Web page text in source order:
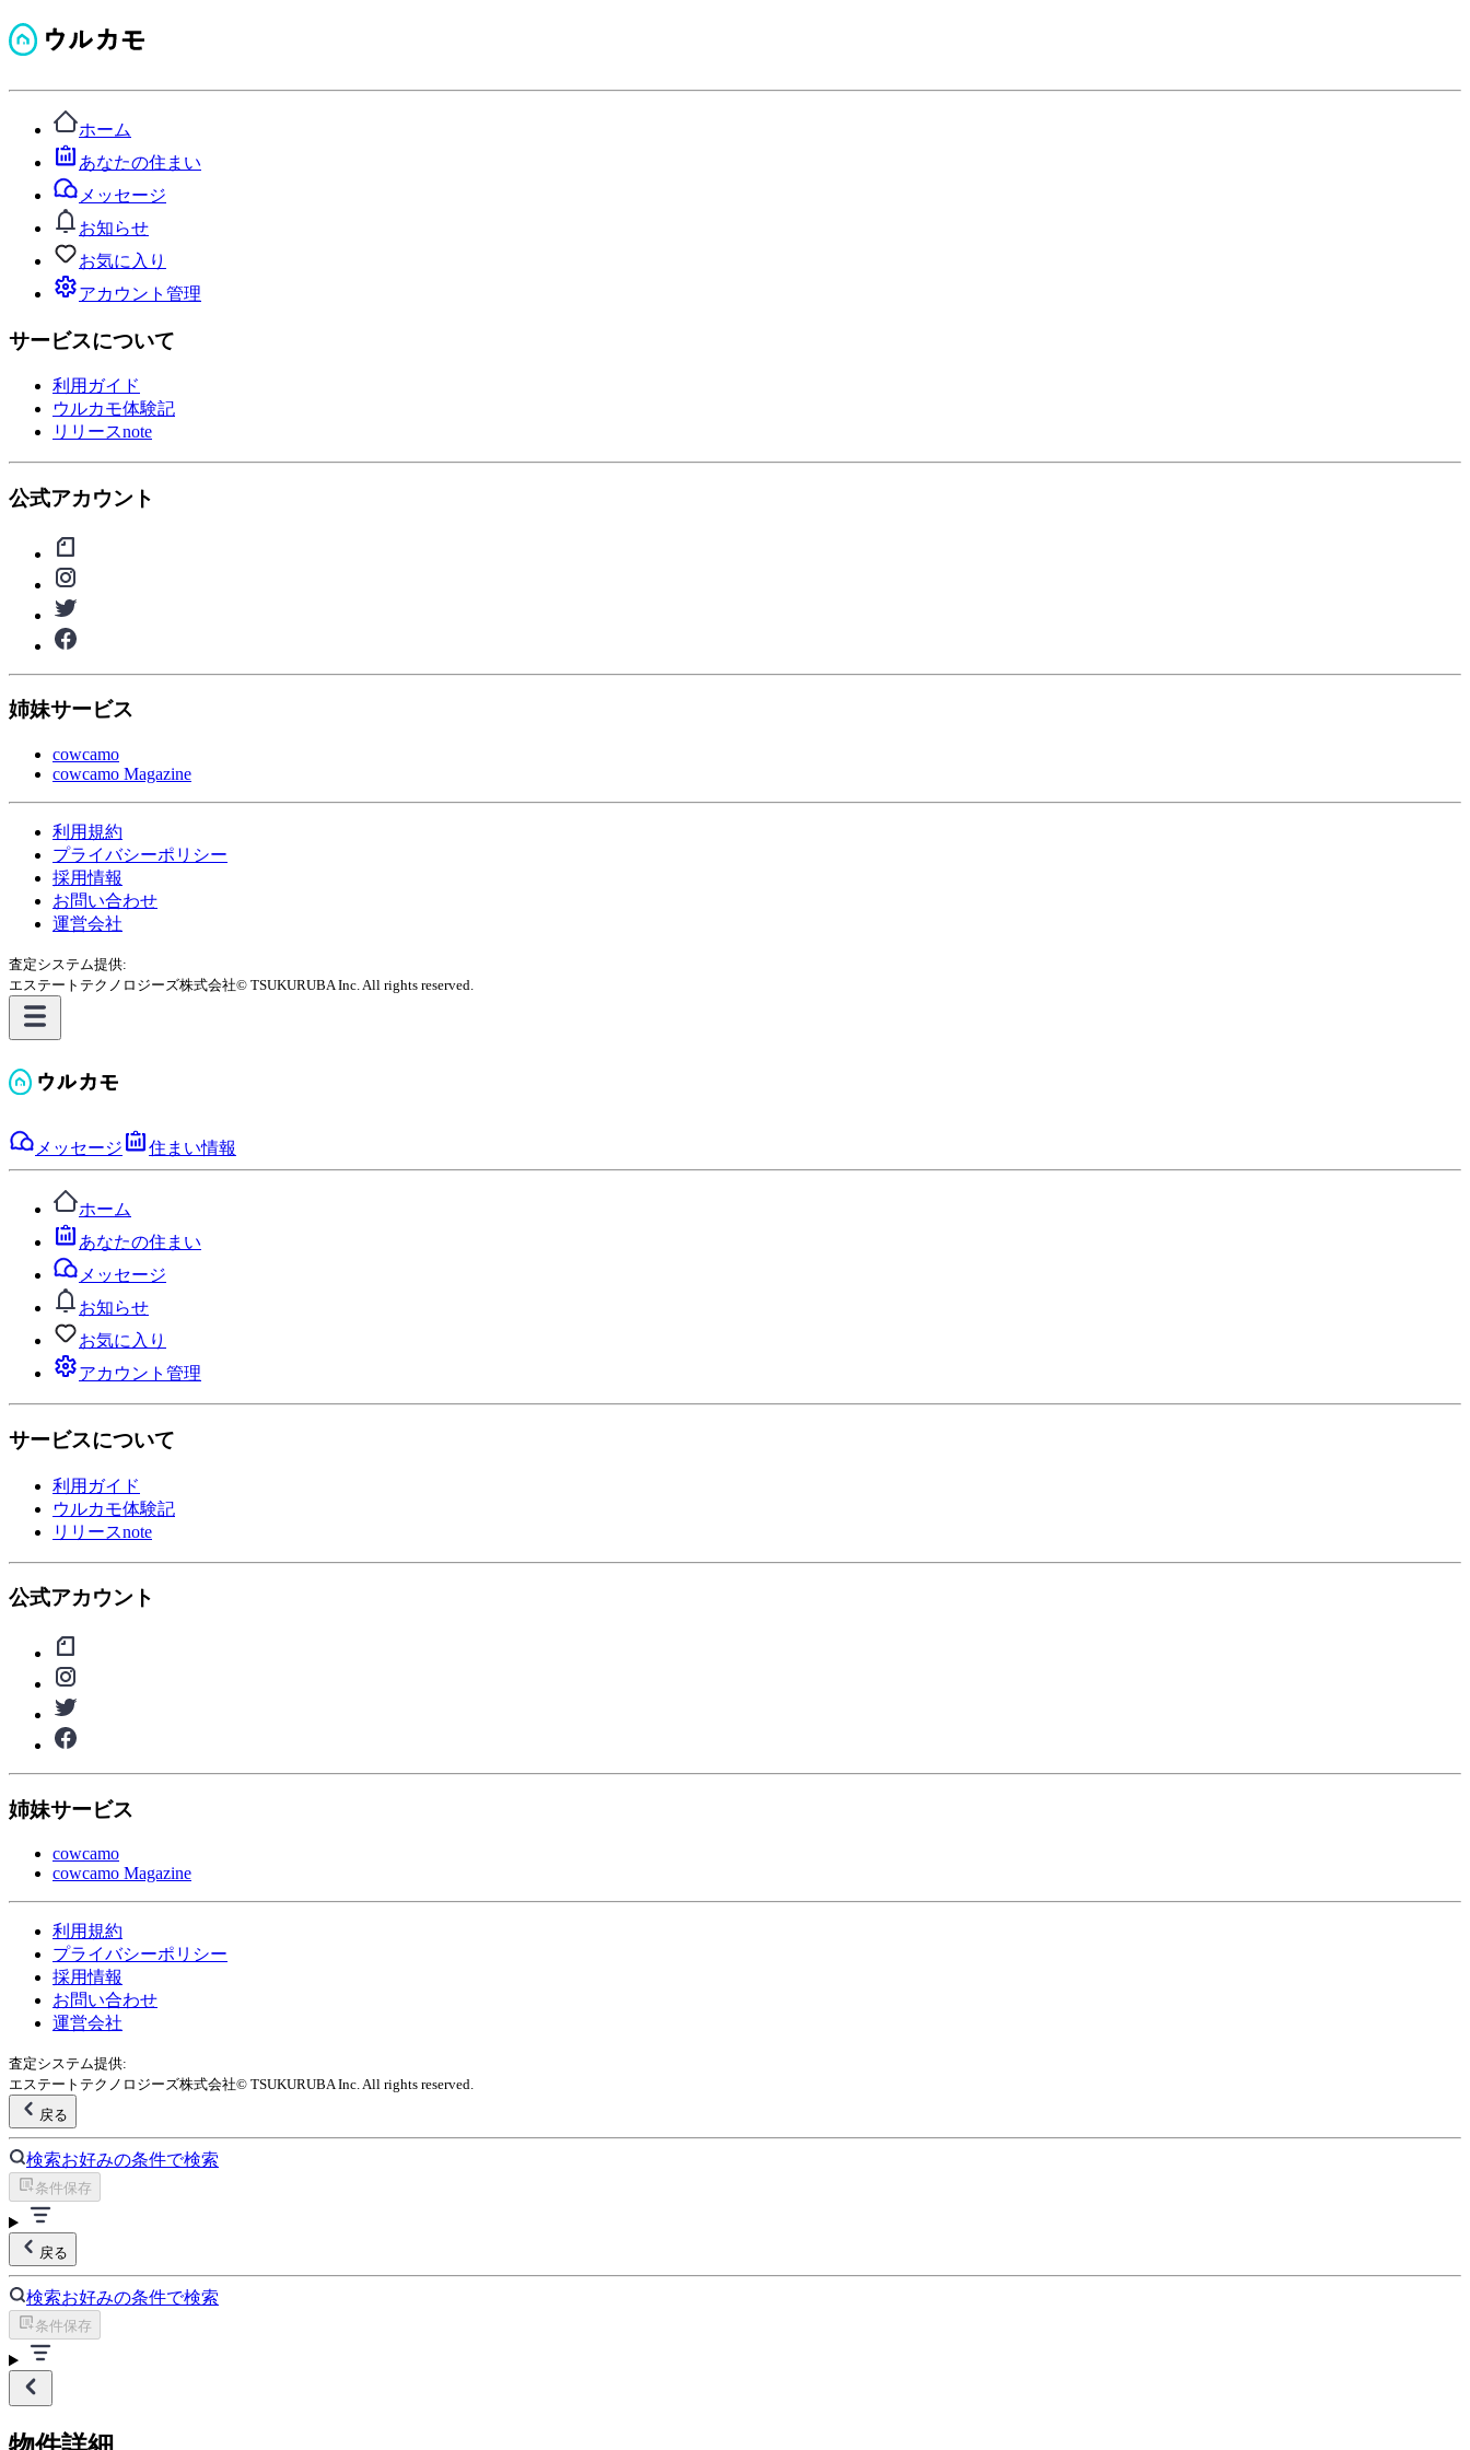
ホーム
あなたの住まい
メッセージ
お知らせ
お気に入り
アカウント管理
サービスについて
利用ガイド
ウルカモ体験記
リリースnote
公式アカウント
姉妹サービス
cowcamo
cowcamo Magazine
利用規約
プライバシーポリシー
採用情報
お問い合わせ
運営会社
査定システム提供:
エステートテクノロジーズ株式会社© TSUKURUBA Inc. All rights reserved.
メッセージ 住まい情報
ホーム
あなたの住まい
メッセージ
お知らせ
お気に入り
アカウント管理
サービスについて
利用ガイド
ウルカモ体験記
リリースnote
公式アカウント
姉妹サービス
cowcamo
cowcamo Magazine
利用規約
プライバシーポリシー
採用情報
お問い合わせ
運営会社
査定システム提供:
エステートテクノロジーズ株式会社© TSUKURUBA Inc. All rights reserved.
戻る
検索お好みの条件で検索
条件保存
戻る
検索お好みの条件で検索
条件保存